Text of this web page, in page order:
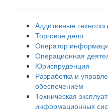
Аддитивные
Торговое дело
Оператор
Операционная
Юриспруденция
Разработка и
обеспечением
Техническая
информационных